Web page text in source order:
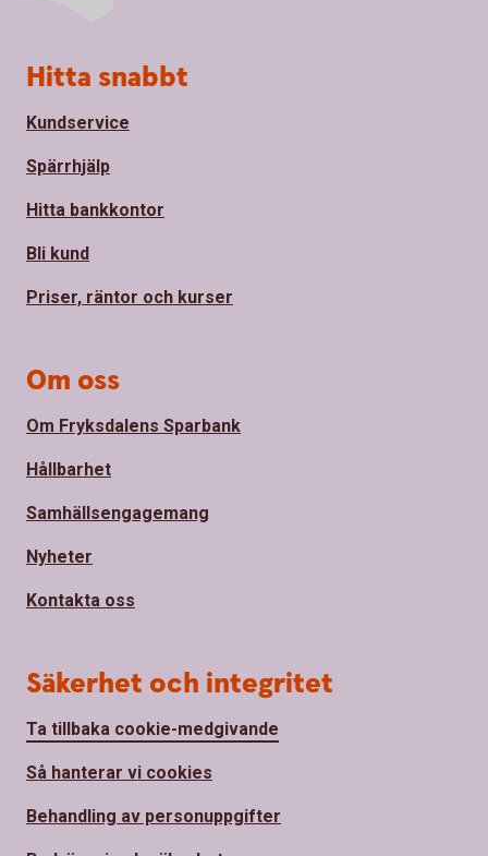
Sidfot
Hitta snabbt
Kundservice
Spärrhjälp
Hitta bankkontor
Bli kund
Priser, räntor och kurser
Om oss
Om Fryksdalens Sparbank
Hållbarhet
Samhällsengagemang
Nyheter
Kontakta oss
Säkerhet och integritet
Ta tillbaka cookie-medgivande
Så hanterar vi cookies
Behandling av personuppgifter